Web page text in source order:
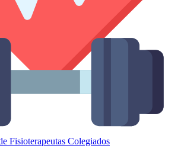
Fisioterapeutas Colegiados